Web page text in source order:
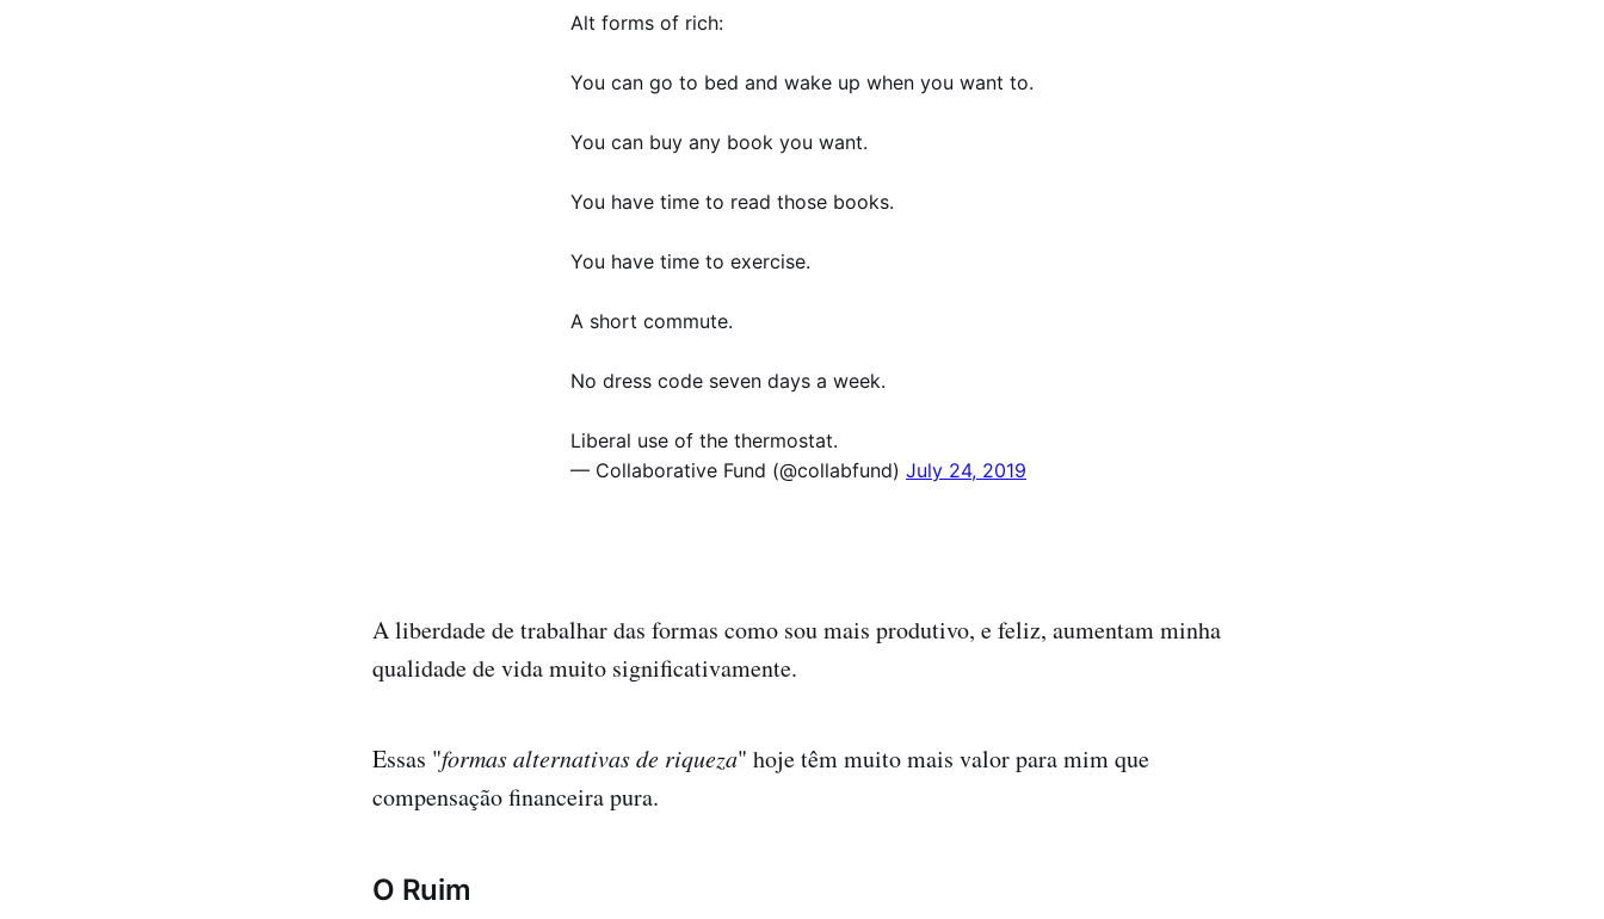
Alt forms of rich:
You can go to bed and wake up when you want to.
You can buy any book you want.
You have time to read those books.
You have time to exercise.
A short commute.
No dress code seven days a week.
Liberal use of the thermostat.
— Collaborative Fund (@collabfund) July 24, 2019
A liberdade de trabalhar das formas como sou mais produtivo, e feliz, aumentam minha
qualidade de vida muito significativamente.
Essas "formas alternativas de riqueza" hoje têm muito mais valor para mim que
compensação financeira pura.
O Ruim